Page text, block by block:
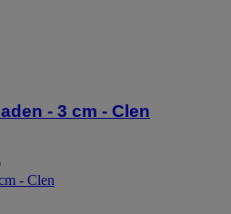
- 3 cm - Clen
- Clen